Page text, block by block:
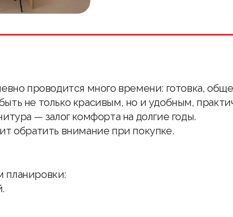
проводится много времени: готовка,
не только красивым, но и удобным,
— залог комфорта на долгие годы.
обратить внимание при покупке.
планировки: